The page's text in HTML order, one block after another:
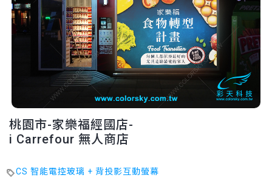
桃園市-家樂福經國店-
i Carrefour 無人商店
CS 智能電控玻璃 + 背投影互動螢幕